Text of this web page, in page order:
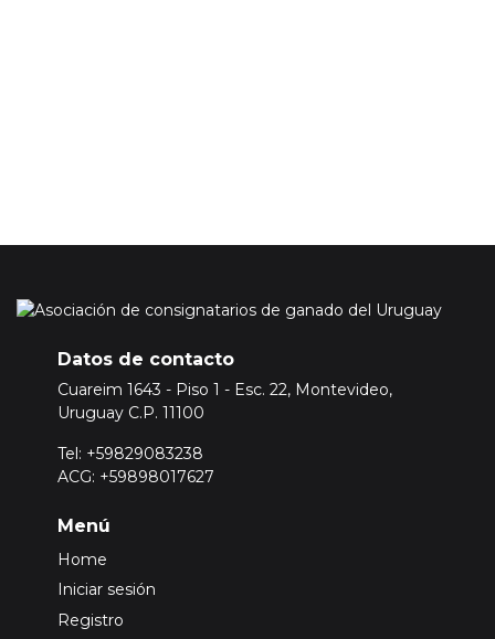
Datos de contacto
Cuareim 1643 - Piso 1 - Esc. 22, Montevideo,
Uruguay C.P. 11100
Tel: +59829083238
ACG: +59898017627
Menú
Home
Iniciar sesión
Registro